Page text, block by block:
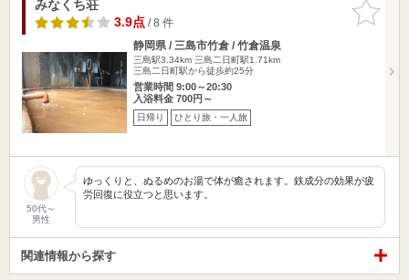
お気に入
りに追加
みなくち荘
3.9点/ 8 件
静岡県 / 三島市竹倉 / 竹倉温泉
三島駅3.34km 三島二日町駅1.71km
三島二日町駅から徒歩約25分
営業時間 9:00～20:30
入浴料金 700円～
日帰り ひとり旅・一人旅
50代～
男性
ゆっくりと、ぬるめのお湯で体が癒されます。鉄成分の効果が疲
労回復に役立つと思います。
関連情報から探す